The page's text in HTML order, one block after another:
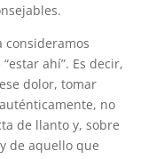
consideramos
ahí”. Es decir,
dolor, tomar
no
de llanto y, sobre
de aquello que